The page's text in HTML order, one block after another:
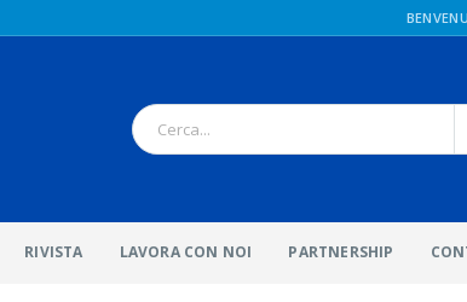
RIVISTA LAVORA CON NOI PARTNERSHIP